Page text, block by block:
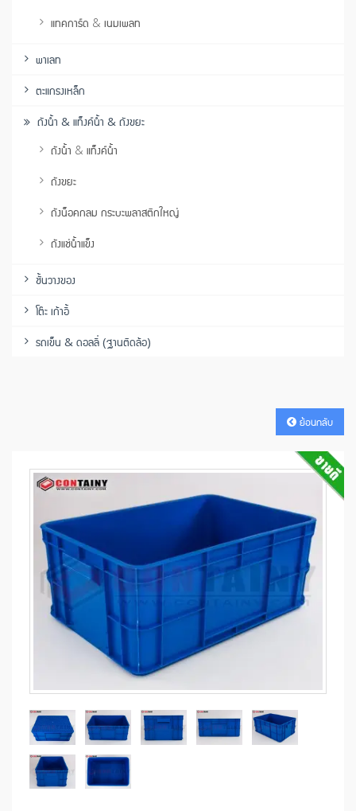
แทคการ์ด & เนมเพลท
พาเลท
ตะแกรงเหล็ก
ถังน้ำ & แท็งค์น้ำ & ถังขยะ
ถังน้ำ & แท็งค์น้ำ
ถังขยะ
ถังน็อคกลม กระบะพลาสติกใหญ่
ถังแช่น้ำแข็ง
ชั้นวางของ
โต๊ะ เก้าอี้
รถเข็น & ดอลลี่ (ฐานติดล้อ)
ย้อนกลับ